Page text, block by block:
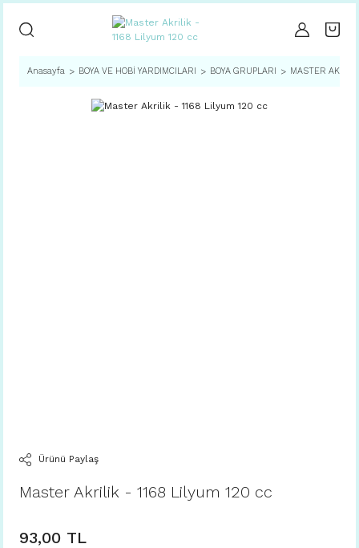
Anasayfa BOYA VE HOBİ YARDIMCILARI BOYA GRUPLARI MASTER
Ürünü Paylaş
Master Akrilik - 1168 Lilyum 120 cc
93,00 TL